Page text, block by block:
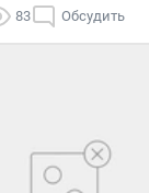
83 Обсудить